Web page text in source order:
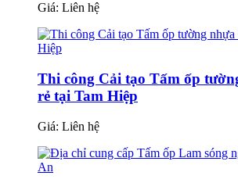
Giá: Liên hệ
Thi công Cải tạo Tấm ốp
rẻ tại Tam Hiệp
Giá: Liên hệ